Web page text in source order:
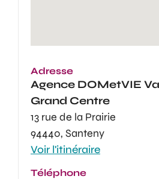
Adresse
Agence DOMetVIE
Grand Centre
13 rue de la Prairie
94440, Santeny
Voir l'itinéraire
Téléphone